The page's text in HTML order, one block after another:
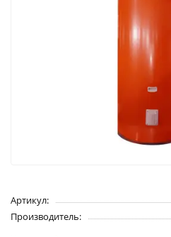
Артикул:
Производитель: